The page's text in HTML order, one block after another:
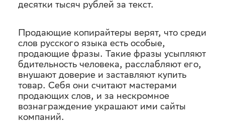
десятки тысяч рублей за текст.
Продающие копирайтеры верят, что среди
слов русского языка есть особые,
продающие фразы. Такие фразы усыпляют
бдительность человека, расслабляют его,
внушают доверие и заставляют купить
товар. Себя они считают мастерами
продающих слов, и за нескромное
вознаграждение украшают ими сайты
компаний.